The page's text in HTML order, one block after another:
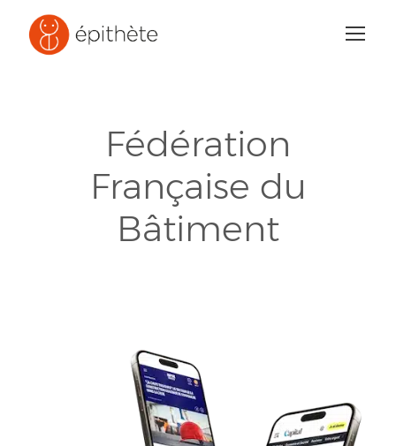
Fédération
Française du
Bâtiment